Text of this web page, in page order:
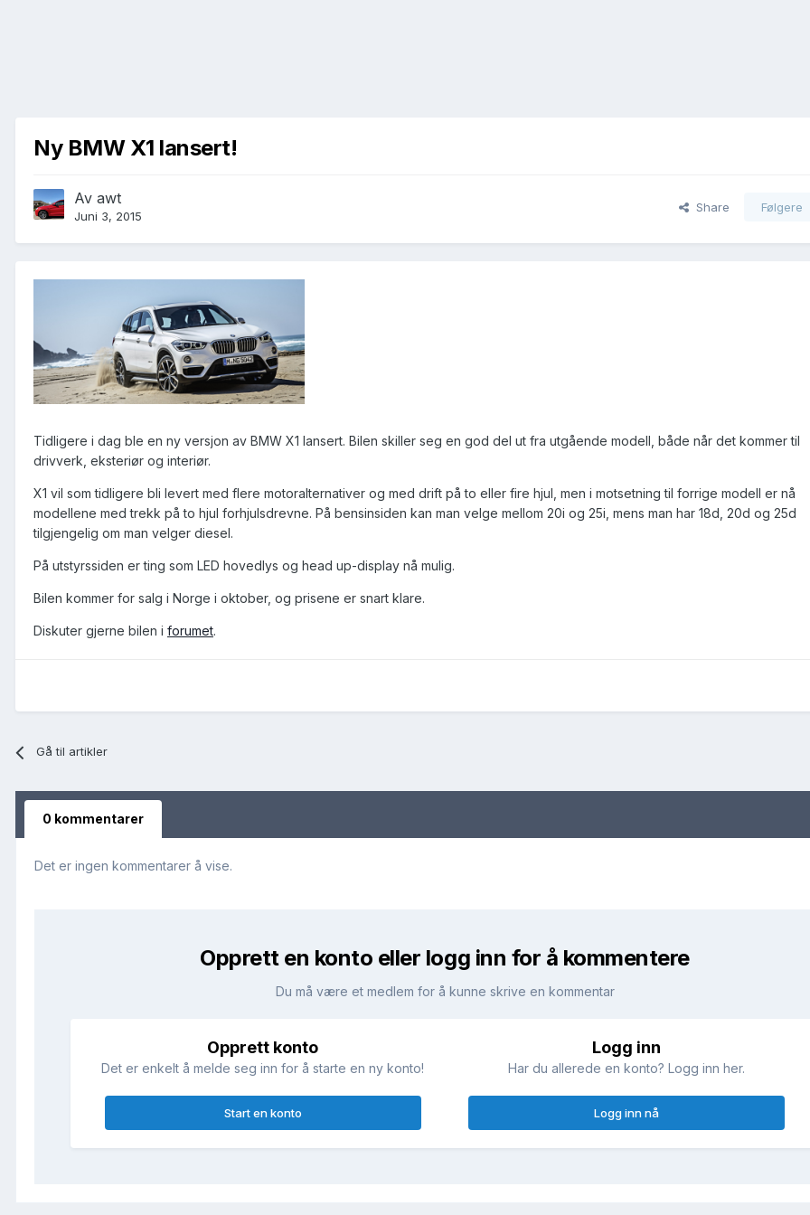
Ny BMW X1 lansert!
Av awt
Juni 3, 2015
Share Følgere
Tidligere i dag ble en ny versjon av BMW X1 lansert. Bilen skiller seg en god del ut fra utgående modell, både når det kommer til
drivverk, eksteriør og interiør.
X1 vil som tidligere bli levert med flere motoralternativer og med drift på to eller fire hjul, men i motsetning til forrige modell er nå
modellene med trekk på to hjul forhjulsdrevne. På bensinsiden kan man velge mellom 20i og 25i, mens man har 18d, 20d og 25d
tilgjengelig om man velger diesel.
På utstyrssiden er ting som LED hovedlys og head up-display nå mulig.
Bilen kommer for salg i Norge i oktober, og prisene er snart klare.
Diskuter gjerne bilen i forumet.
Gå til artikler
0 kommentarer
Det er ingen kommentarer å vise.
Opprett en konto eller logg inn for å kommentere
Du må være et medlem for å kunne skrive en kommentar
Opprett konto
Det er enkelt å melde seg inn for å starte en ny konto!
Start en konto
Logg inn
Har du allerede en konto? Logg inn her.
Logg inn nå